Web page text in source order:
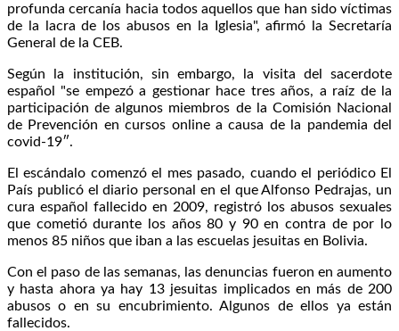
profunda cercanía hacia todos aquellos que han sido víctimas
de la lacra de los abusos en la Iglesia", afirmó la Secretaría
General de la CEB.
Según la institución, sin embargo, la visita del sacerdote
español "se empezó a gestionar hace tres años, a raíz de la
participación de algunos miembros de la Comisión Nacional
de Prevención en cursos online a causa de la pandemia del
covid-19″.
El escándalo comenzó el mes pasado, cuando el periódico El
País publicó el diario personal en el que Alfonso Pedrajas, un
cura español fallecido en 2009, registró los abusos sexuales
que cometió durante los años 80 y 90 en contra de por lo
menos 85 niños que iban a las escuelas jesuitas en Bolivia.
Con el paso de las semanas, las denuncias fueron en aumento
y hasta ahora ya hay 13 jesuitas implicados en más de 200
abusos o en su encubrimiento. Algunos de ellos ya están
fallecidos.